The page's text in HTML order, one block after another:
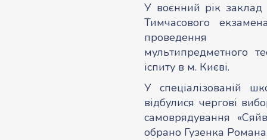
У воєнний рік заклад
Тимчасового
проведення
мультипредметного
іспиту в м. Києві.
У спеціалізованій
відбулися чергові
самоврядування
обрано Гузенка Романа.